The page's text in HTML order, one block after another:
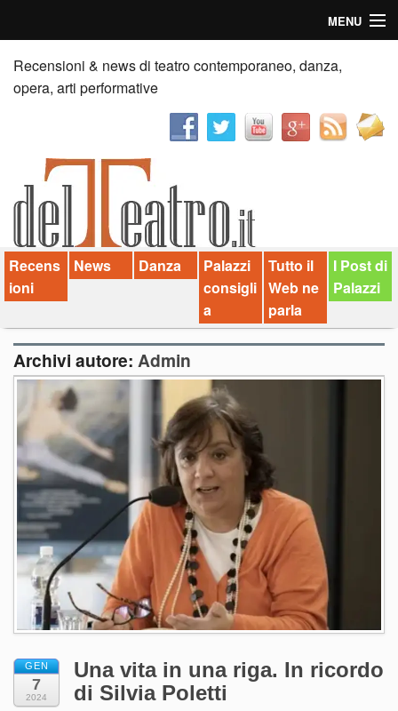
MENU
Home
Recensioni
News
Palazzi consiglia
Video
Chi siamo
Contatti
dT in English
Recensioni & news di teatro contemporaneo, danza,
opera, arti performative
Recens
ioni
News Danza
Palazzi
consigli
a
Tutto il
Web ne
parla
I Post di
Palazzi
Archivi autore: Admin
GEN
7
2024
Una vita in una riga. In ricordo
di Silvia Poletti